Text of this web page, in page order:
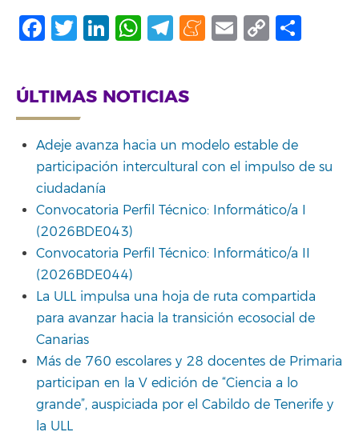
Facebook
Twitter
LinkedIn
WhatsApp
Telegram
Meneame
Email
Copy
ÚLTIMAS NOTICIAS
Adeje avanza hacia un modelo estable de
participación intercultural con el impulso de su
ciudadanía
Convocatoria Perfil Técnico: Informático/a I
(2026BDE043)
Convocatoria Perfil Técnico: Informático/a II
(2026BDE044)
La ULL impulsa una hoja de ruta compartida
para avanzar hacia la transición ecosocial de
Canarias
Más de 760 escolares y 28 docentes de Primaria
participan en la V edición de “Ciencia a lo
grande”, auspiciada por el Cabildo de Tenerife y
la ULL